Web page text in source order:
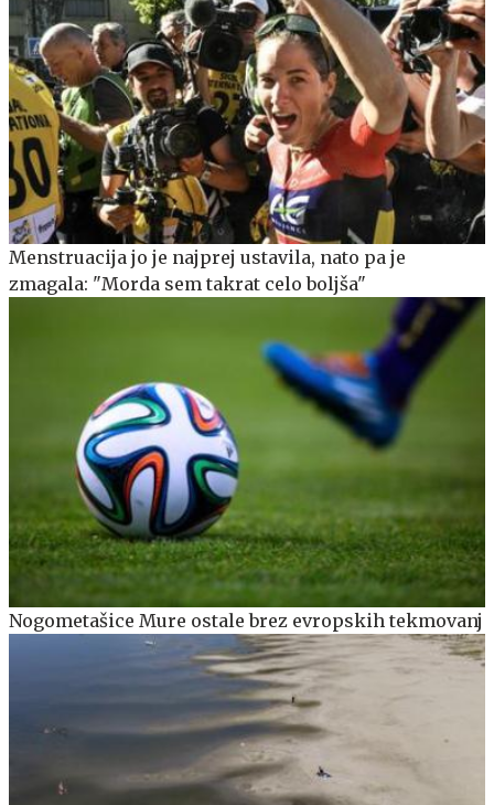
Menstruacija jo je najprej ustavila, nato pa je
zmagala: "Morda sem takrat celo boljša"
Nogometašice Mure ostale brez evropskih tekmovanj